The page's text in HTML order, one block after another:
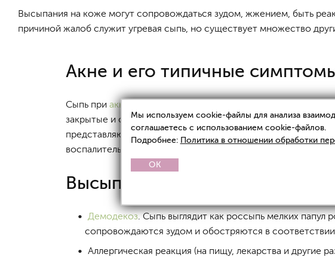
Высыпания на коже могут сопровождаться зудом, жжением, быть
причиной жалоб служит угревая сыпь, но существует множество
Акне и его типичные
Сыпь при акне
отличается полиморфизмом (это значит,
закрытые и открытые комедоны или черные точки.
представляют собой округлые папулы розового цвета до
воспалительных очагов остаются
Высыпания при других
Демодекоз. Сыпь выглядит как россыпь мелких
сопровождаются зудом и обостряются в
Аллергическая реакция (на пищу, лекарства и
Мы используем cookie-файлы для анализа
соглашаетесь с использованием cookie-файлов.
Подробнее: Политика в отношении обработки
OK